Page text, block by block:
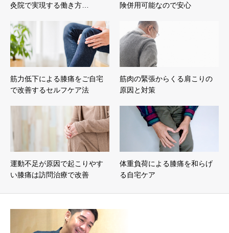
灸院で実現する働き方…
険併用可能なので安心
筋力低下による膝痛をご自宅
で改善するセルフケア法
筋肉の緊張からくる肩こりの
原因と対策
運動不足が原因で起こりやす
い膝痛は訪問治療で改善
体重負荷による膝痛を和らげ
る自宅ケア